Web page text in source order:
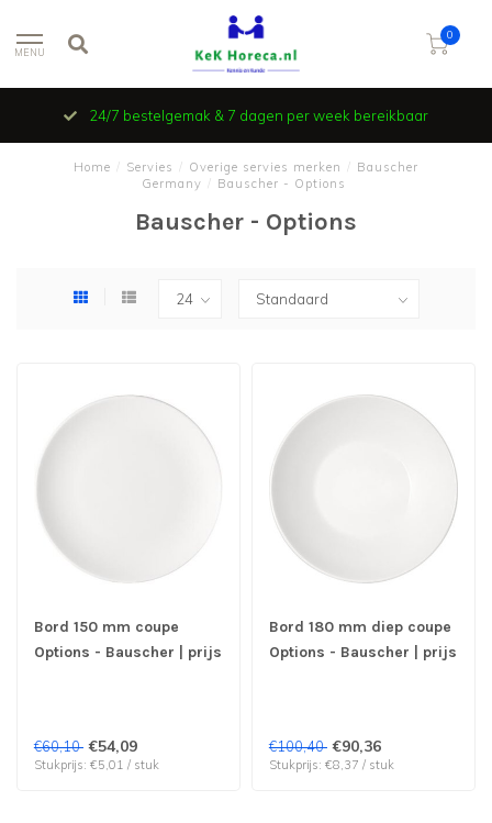
MENU
0
24/7 bestelgemak & 7 dagen per week bereikbaar
Home Servies Overige servies merken
Bauscher
Germany
Bauscher - Options
Bauscher - Options
Bord 150 mm coupe
Options - Bauscher | prijs
€60,10 €54,09
Stukprijs: €5,01 / stuk
Bord 180 mm diep coupe
Options - Bauscher | prijs
€100,40 €90,36
Stukprijs: €8,37 / stuk